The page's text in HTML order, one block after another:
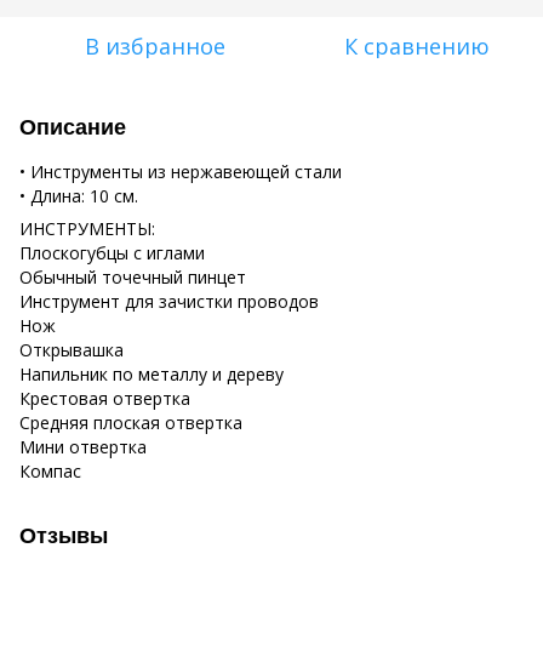
В избранное К сравнению
Описание
• Инструменты из нержавеющей стали
• Длина: 10 см.
ИНСТРУМЕНТЫ:
Плоскогубцы с иглами
Обычный точечный пинцет
Инструмент для зачистки проводов
Нож
Открывашка
Напильник по металлу и дереву
Крестовая отвертка
Средняя плоская отвертка
Мини отвертка
Компас
Отзывы